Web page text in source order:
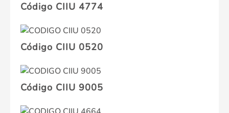
Código CIIU 4774
Código CIIU 0520
Código CIIU 9005